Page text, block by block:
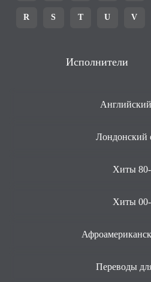
R S T U V
Исполнители
Лондонский
Хиты
Хиты
Переводы